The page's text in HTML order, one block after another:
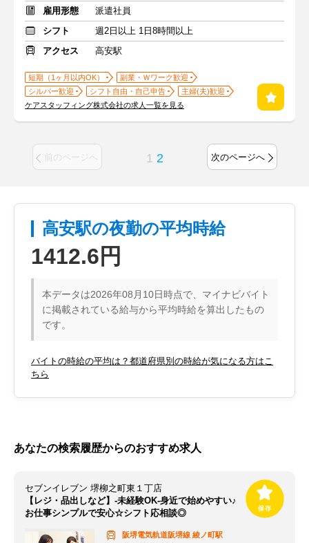
雇用形態
派遣社員
シフト
週2日以上 1日8時間以上
アクセス
高安駅
短期（1ヶ月以内OK）
副業・Ｗワーク歓迎
シルバー歓迎
シフト自由・自己申告
主婦(夫)歓迎
ケアスタッフィング株式会社の求人一覧を見る
前のページへ 1 2 次のページへ
高安駅の夜勤の平均時給
1412.6円
本データは2026年08月10日時点で、マイナビバイト
に掲載されている給与から平均時給を算出したもの
です。
バイトの時給の平均は？都道府県別の時給が気になる方はこ
ちら
あなたの検索履歴からのおすすめ求人
セブンイレブン 堺柳之町東１丁店
【レジ・品出しなど】-未経験OK-身近で始めやすい♪
お仕事シンプルで安心☆シフト応相談◎
阪堺電気軌道阪堺線 綾ノ町駅